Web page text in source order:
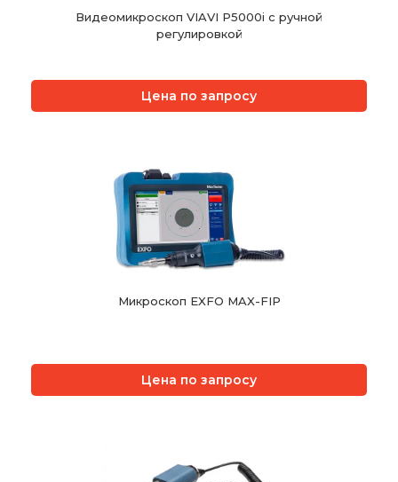
Видеомикроскоп VIAVI P5000i с ручной
регулировкой
Цена по запросу
Микроскоп EXFO MAX-FIP
Цена по запросу